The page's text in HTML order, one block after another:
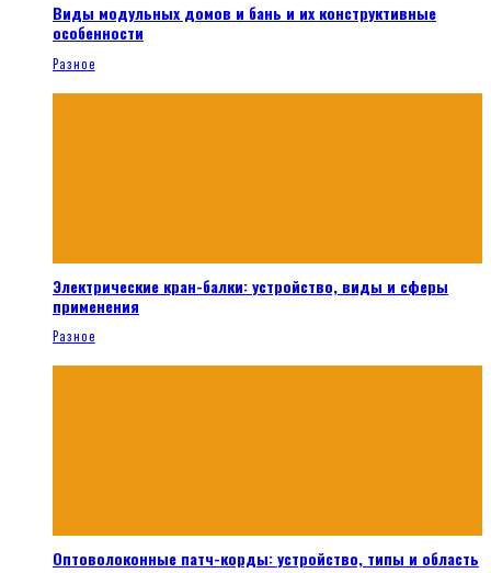
Виды модульных домов и бань и их конструктивные
особенности
Разное
Электрические кран-балки: устройство, виды и сферы
применения
Разное
Оптоволоконные патч-корды: устройство, типы и область